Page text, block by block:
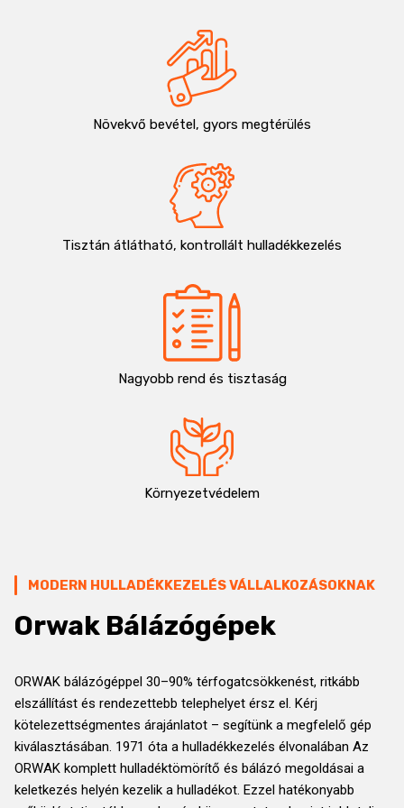
Növekvő bevétel, gyors megtérülés
Tisztán átlátható, kontrollált hulladékkezelés
Nagyobb rend és tisztaság
Környezetvédelem
MODERN HULLADÉKKEZELÉS VÁLLALKOZÁSOKNAK
Orwak Bálázógépek
ORWAK bálázógéppel 30–90% térfogatcsökkenést, ritkább
elszállítást és rendezettebb telephelyet érsz el. Kérj
kötelezettségmentes árajánlatot – segítünk a megfelelő gép
kiválasztásában. 1971 óta a hulladékkezelés élvonalában Az
ORWAK komplett hulladéktömörítő és bálázó megoldásai a
keletkezés helyén kezelik a hulladékot. Ezzel hatékonyabb